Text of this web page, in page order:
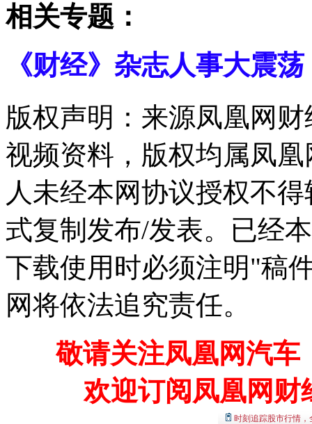
相关专题：
《财经》杂志人事大震荡
版权声明：来源凤凰网
视频资料，版权均属凤
人未经本网协议授权不
式复制发布/发表。已经
下载使用时必须注明"稿
网将依法追究责任。
敬请关注凤凰网汽车
欢迎订阅凤凰网财
时刻追踪股市行情